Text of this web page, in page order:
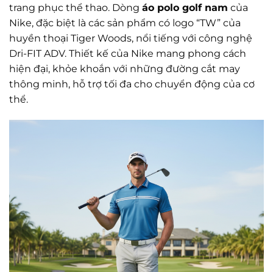
trang phục thể thao. Dòng áo polo golf nam của
Nike, đặc biệt là các sản phẩm có logo “TW” của
huyền thoại Tiger Woods, nổi tiếng với công nghệ
Dri-FIT ADV. Thiết kế của Nike mang phong cách
hiện đại, khỏe khoắn với những đường cắt may
thông minh, hỗ trợ tối đa cho chuyển động của cơ
thể.